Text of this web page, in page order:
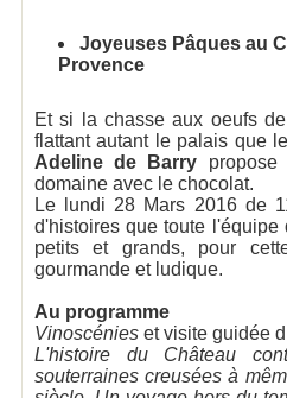
Joyeuses Pâques au
Provence
Et si la chasse aux oeufs
flattant autant le palais que
Adeline de Barry
domaine avec le chocolat.
Le lundi 28 Mars 2016 de
d'histoires que toute
petits et grands, pour
gourmande et ludique.
Au programme
Vinoscénies et visite guidée
L'histoire du Château
souterraines creusées à